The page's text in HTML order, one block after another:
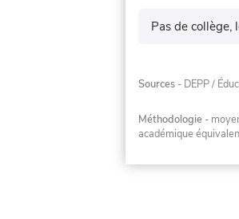
Pas de collège,
Sources - DEPP /
Méthodologie -
académique